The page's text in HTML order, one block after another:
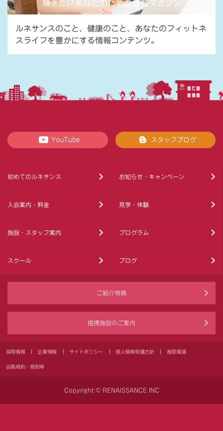
ルネサンスのこと、健康のこと、あなたのフィットネ
スライフを豊かにする情報コンテンツ。
YouTube スタッフブログ
初めてのルネサンス お知らせ・キャンペーン
入会案内・料金 見学・体験
施設・スタッフ案内 プログラム
スクール ブログ
ご紹介特典
提携施設のご案内
採用情報 企業情報 サイトポリシー 個人情報保護方針 推奨環境
会員規約・規則等
Copyright © RENAISSANCE INC